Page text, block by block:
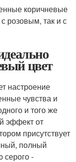
коричневые
розовым, так и с
цвет
настроение
чувства и
и того же
эффект от
присутствует
полный
серого -